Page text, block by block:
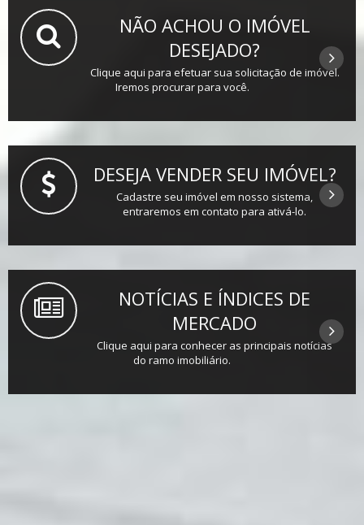
NÃO ACHOU O IMÓVEL
DESEJADO?
Clique aqui para efetuar sua solicitação de imóvel.
Iremos procurar para você.
DESEJA VENDER SEU IMÓVEL?
Cadastre seu imóvel em nosso sistema,
entraremos em contato para ativá-lo.
NOTÍCIAS E ÍNDICES DE
MERCADO
Clique aqui para conhecer as principais notícias
do ramo imobiliário.